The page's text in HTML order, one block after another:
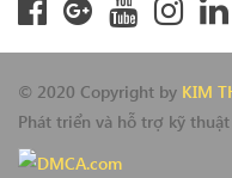
© 2020 Copyright by KIM
Phát triển và hỗ trợ kỹ